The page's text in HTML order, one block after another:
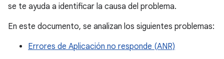
se te ayuda a identificar la causa del problema.
En este documento, se analizan los siguientes problemas:
Errores de Aplicación no responde (ANR)